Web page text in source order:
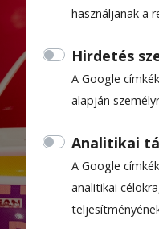
használjanak a
Hirdetés
A Google
alapján
Analitikai
A Google
analitikai